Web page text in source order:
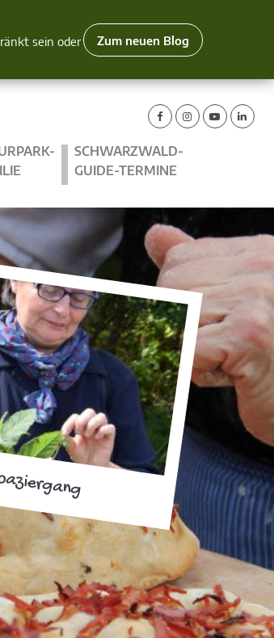
sein oder
Zum neuen Blog
SCHWARZWALD-
GUIDE-TERMINE